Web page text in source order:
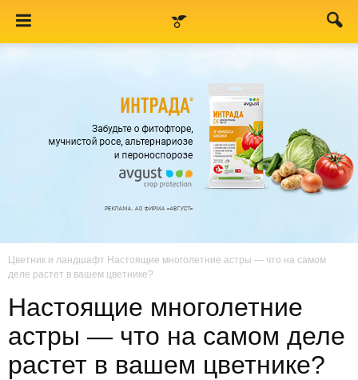
Цветник и ландшафт Настоящие многолетние астры — что на самом
деле растет в вашем цветнике?
Настоящие многолетние
астры — что на самом деле
растет в вашем цветнике?